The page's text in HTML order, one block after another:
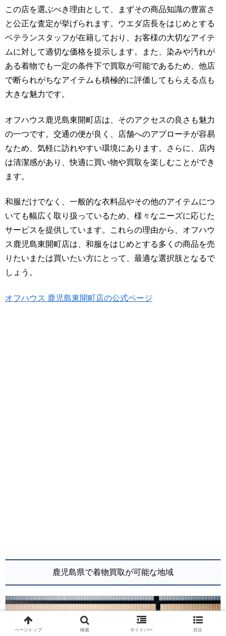
この店を選ぶべき理由として、まずその商品知識の豊富さ
と公正な査定が挙げられます。ウエダ店長をはじめとする
ベテランスタッフが在籍しており、お客様の大切なアイテ
ムに対して適切な価格を提示します。また、染みや汚れが
ある着物でも一定の条件下で買取が可能であるため、他店
で断られがちなアイテムも積極的に評価してもらえる点も
大きな魅力です。
オフハウス鹿児島東開町店は、そのアクセスの良さも魅力
の一つです。交通の便が良く、店舗へのアプローチが容易
なため、気軽に訪れやすい環境にあります。さらに、店内
は清潔感があり、快適に買い物や買取を楽しむことができ
ます。
和服だけでなく、一般的な衣料品やその他のアイテムにつ
いても幅広く取り扱っているため、様々なニーズに応じた
サービスを提供しています。これらの理由から、オフハウ
ス鹿児島東開町店は、和服をはじめとする多くの商品を売
りたいまたは買いたい方にとって、最適な選択肢となるで
しょう。
オフハウス 鹿児島東開町店の公式ページ
鹿児島県で着物買取が可能な地域
ページトップ 検索 サイドバー 目次